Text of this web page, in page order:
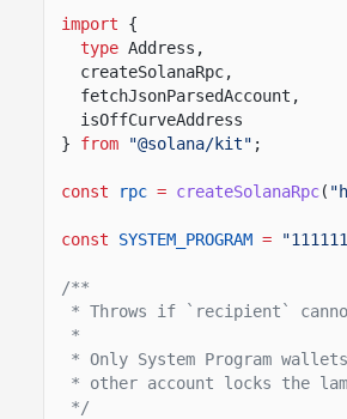
import
{
type Address,
createSolanaRpc,
fetchJsonParsedAccount,
isOffCurveAddress
}
from "@solana/kit" ;
const rpc = createSolanaRpc(
const SYSTEM_PROGRAM =
/**
* Throws if `recipient`
*
* Only System Program
* other account locks the
*/